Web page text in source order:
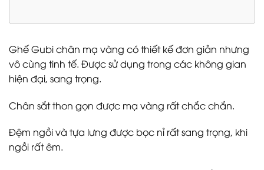
Ghế Gubi chân mạ vàng có thiết kế đơn giản nhưng
vô cùng tinh tế. Được sử dụng trong các không gian
hiện đại, sang trọng.
Chân sắt thon gọn được mạ vàng rất chắc chắn.
Đệm ngồi và tựa lưng được bọc nỉ rất sang trọng, khi
ngồi rất êm.